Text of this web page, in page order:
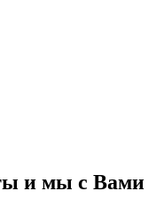
и мы с Вами